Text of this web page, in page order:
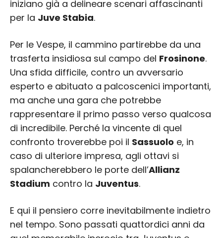
iniziano già a delineare scenari affascinanti
per la Juve Stabia.
Per le Vespe, il cammino partirebbe da una
trasferta insidiosa sul campo del Frosinone.
Una sfida difficile, contro un avversario
esperto e abituato a palcoscenici importanti,
ma anche una gara che potrebbe
rappresentare il primo passo verso qualcosa
di incredibile. Perché la vincente di quel
confronto troverebbe poi il Sassuolo e, in
caso di ulteriore impresa, agli ottavi si
spalancherebbero le porte dell’Allianz
Stadium contro la Juventus.
E qui il pensiero corre inevitabilmente indietro
nel tempo. Sono passati quattordici anni da